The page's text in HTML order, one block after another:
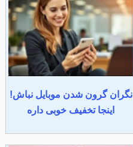
نگران گرون شدن موبایل نباش!
اینجا تخفیف خوبی داره